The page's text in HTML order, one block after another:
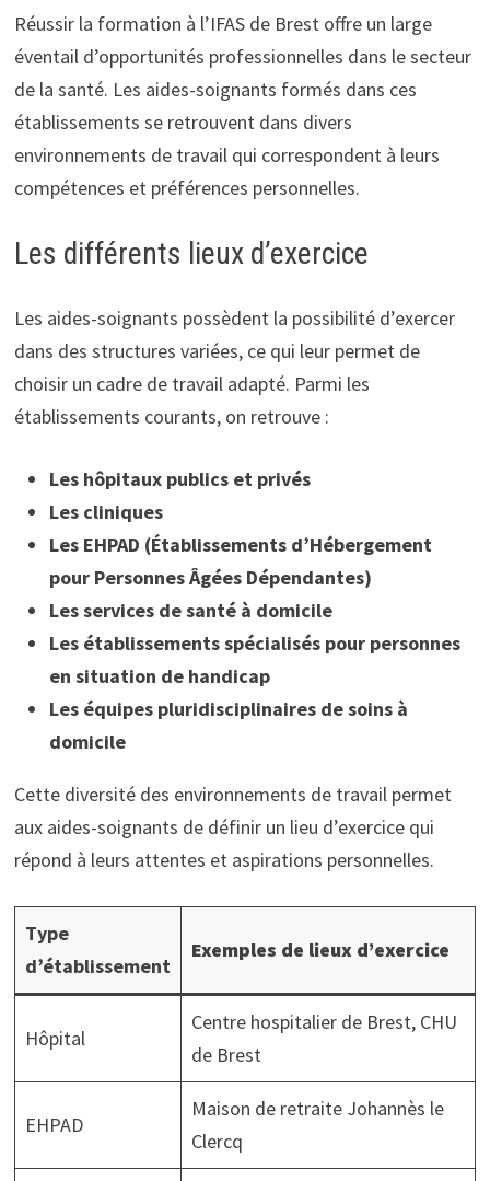
Réussir la formation à l’IFAS de Brest offre un large
éventail d’opportunités professionnelles dans le secteur
de la santé. Les aides-soignants formés dans ces
établissements se retrouvent dans divers
environnements de travail qui correspondent à leurs
compétences et préférences personnelles.
Les différents lieux d’exercice
Les aides-soignants possèdent la possibilité d’exercer
dans des structures variées, ce qui leur permet de
choisir un cadre de travail adapté. Parmi les
établissements courants, on retrouve :
Les hôpitaux publics et privés
Les cliniques
Les EHPAD (Établissements d’Hébergement
pour Personnes Âgées Dépendantes)
Les services de santé à domicile
Les établissements spécialisés pour personnes
en situation de handicap
Les équipes pluridisciplinaires de soins à
domicile
Cette diversité des environnements de travail permet
aux aides-soignants de définir un lieu d’exercice qui
répond à leurs attentes et aspirations personnelles.
Type
d’établissement
Exemples de lieux d’exercice
Hôpital
Centre hospitalier de Brest, CHU
de Brest
EHPAD
Maison de retraite Johannès le
Clercq